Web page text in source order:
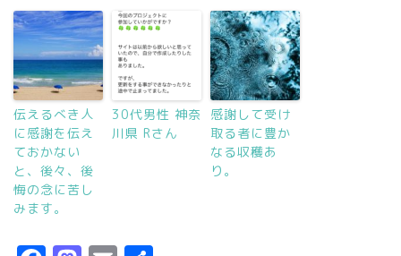
伝えるべき人
に感謝を伝え
ておかない
と、後々、後
悔の念に苦し
みます。
30代男性 神奈
川県 Rさん
感謝して受け
取る者に豊か
なる収穫あ
り。